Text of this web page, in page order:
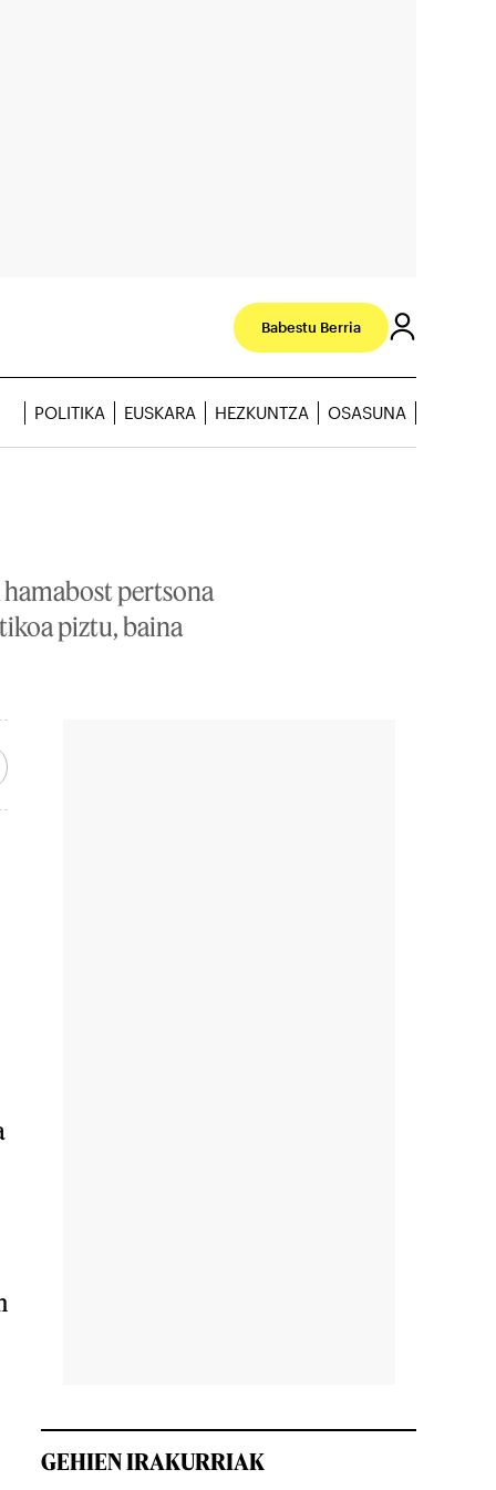
Babestu Berria
POLITIKA EUSKARA HEZKUNTZA OSASUNA
pertsona
piztu, baina
GEHIEN IRAKURRIAK